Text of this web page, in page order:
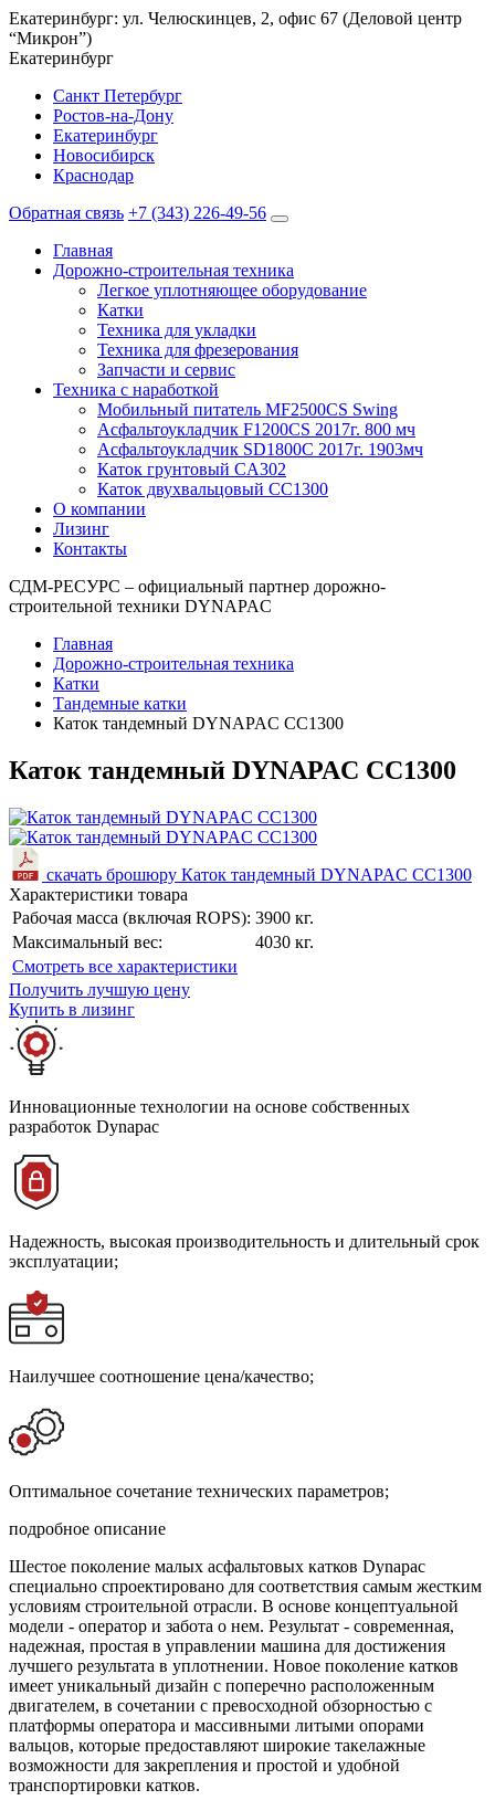
Екатеринбург: ул. Челюскинцев, 2, офис 67 (Деловой центр
“Микрон”)
Екатеринбург
Санкт Петербург
Ростов-на-Дону
Екатеринбург
Новосибирск
Краснодар
Обратная связь +7 (343) 226-49-56
Главная
Дорожно-строительная техника
Легкое уплотняющее оборудование
Катки
Техника для укладки
Техника для фрезерования
Запчасти и сервис
Техника с наработкой
Мобильный питатель MF2500CS Swing
Асфальтоукладчик F1200CS 2017г. 800 мч
Асфальтоукладчик SD1800C 2017г. 1903мч
Каток грунтовый CA302
Каток двухвальцовый CC1300
О компании
Лизинг
Контакты
СДМ-РЕСУРС – официальный партнер дорожно-
строительной техники DYNAPAC
Главная
Дорожно-строительная техника
Катки
Тандемные катки
Каток тандемный DYNAPAC CC1300
Каток тандемный DYNAPAC CC1300
скачать брошюру Каток тандемный DYNAPAC CC1300
Характеристики товара
Рабочая масса (включая ROPS): 3900 кг.
Максимальный вес:
4030 кг.
Cмотреть все характеристики
Получить лучшую цену
Купить в лизинг
Инновационные технологии на основе собственных
разработок Dynapac
Надежность, высокая производительность и длительный срок
эксплуатации;
Наилучшее соотношение цена/качество;
Оптимальное сочетание технических параметров;
подробное описание
Шестое поколение малых асфальтовых катков Dynapac
специально спроектировано для соответствия самым жестким
условиям строительной отрасли. В основе концептуальной
модели - оператор и забота о нем. Результат - современная,
надежная, простая в управлении машина для достижения
лучшего результата в уплотнении. Новое поколение катков
имеет уникальный дизайн с поперечно расположенным
двигателем, в сочетании с превосходной обзорностью с
платформы оператора и массивными литыми опорами
вальцов, которые предоставляют широкие такелажные
возможности для закрепления и простой и удобной
транспортировки катков.